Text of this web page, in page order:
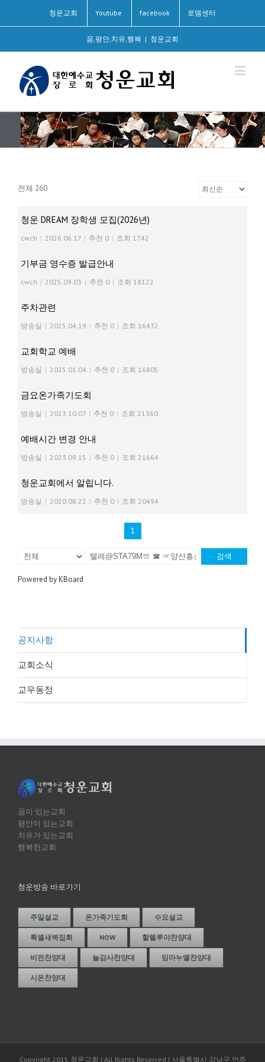
청운교회 Youtube facebook 로뎀센터
꿈,평안,치유,행복 | 청운교회
전체 260
청운 DREAM 장학생 모집(2026년)
cwch | 2026.06.17 | 추천 0 | 조회 1742
기부금 영수증 발급안내
cwch | 2025.09.03 | 추천 0 | 조회 18122
주차관련
방송실 | 2025.04.19 | 추천 0 | 조회 16432
교회학교 예배
방송실 | 2025.01.04 | 추천 0 | 조회 16805
금요온가족기도회
방송실 | 2023.10.07 | 추천 0 | 조회 21360
예배시간 변경 안내
방송실 | 2023.09.15 | 추천 0 | 조회 21664
청운교회에서 알립니다.
방송실 | 2020.08.22 | 추천 0 | 조회 20494
1
검색
Powered by KBoard
공지사항
교회소식
교우동정
꿈이 있는교회
평안이 있는교회
치유가 있는교회
행복한교회
청운방송 바로가기
주일설교 온가족기도회 수요설교
특별새벽집회 NOW 할렐루야찬양대
비전찬양대 늘감사찬양대 임마누엘찬양대
시온찬양대
Copyright 2015 청운교회 | All Rights Reserved | 서울특별시 강남구 언주